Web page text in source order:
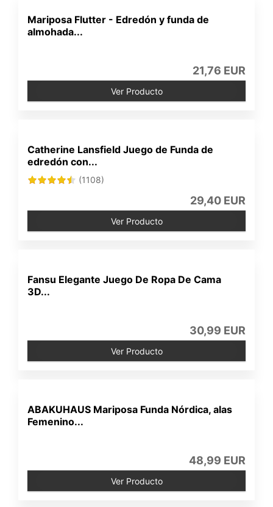
Mariposa Flutter - Edredón y funda de
almohada...
21,76 EUR
Ver Producto
Catherine Lansfield Juego de Funda de
edredón con...
(1108)
29,40 EUR
Ver Producto
Fansu Elegante Juego De Ropa De Cama
3D...
30,99 EUR
Ver Producto
ABAKUHAUS Mariposa Funda Nórdica, alas
Femenino...
48,99 EUR
Ver Producto